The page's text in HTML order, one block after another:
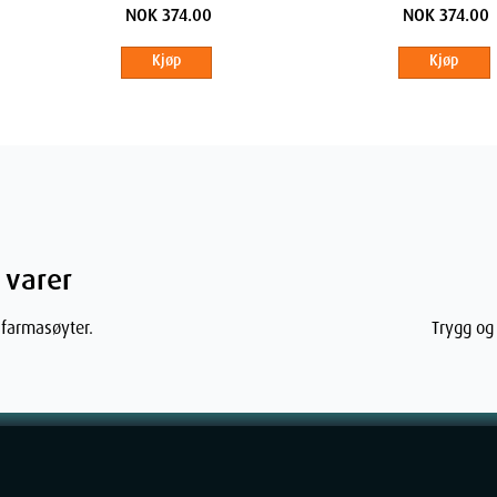
nøyaktig slik legen eller apoteket har
mg tyggegummi: kan brukes alene
brukes alene.
per dag eller anser deg for å
NOK 374.00
Kjøp
NOK 374.00
Kjøp
Trygg